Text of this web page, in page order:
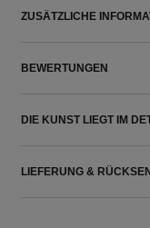
ZUSÄTZLICHE
BEWERTUNGEN
DIE KUNST LIEGT IM
LIEFERUNG &